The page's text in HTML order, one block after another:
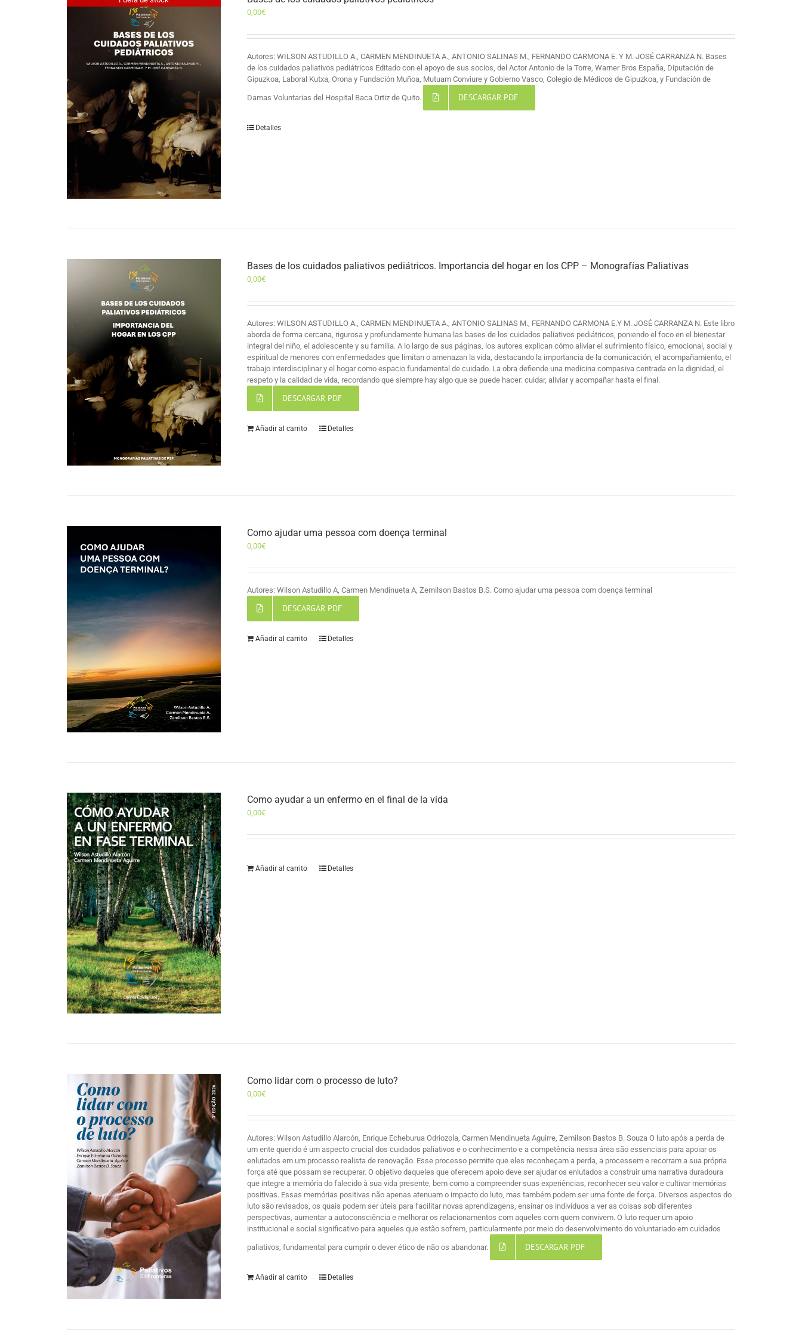
0,00€
Autores: WILSON ASTUDILLO A., CARMEN MENDINUETA A., ANTONIO SALINAS M., FERNANDO CARMONA E. Y M. JOSÉ CARRANZA N. Bases
de los cuidados paliativos pediátricos Editado con el apoyo de sus socios, del Actor Antonio de la Torre, Warner Bros España, Diputación de
Gipuzkoa, Laboral Kutxa, Orona y Fundación Muñoa, Mutuam Conviure y Gobierno Vasco, Colegio de Médicos de Gipuzkoa, y Fundación de
Damas Voluntarias del Hospital Baca Ortiz de Quito. DESCARGAR PDF
Detalles
Bases de los cuidados paliativos pediátricos. Importancia del hogar en los CPP – Monografías Paliativas
0,00€
Autores: WILSON ASTUDILLO A., CARMEN MENDINUETA A., ANTONIO SALINAS M., FERNANDO CARMONA E.Y M. JOSÉ CARRANZA N. Este libro
aborda de forma cercana, rigurosa y profundamente humana las bases de los cuidados paliativos pediátricos, poniendo el foco en el bienestar
integral del niño, el adolescente y su familia. A lo largo de sus páginas, los autores explican cómo aliviar el sufrimiento físico, emocional, social y
espiritual de menores con enfermedades que limitan o amenazan la vida, destacando la importancia de la comunicación, el acompañamiento, el
trabajo interdisciplinar y el hogar como espacio fundamental de cuidado. La obra defiende una medicina compasiva centrada en la dignidad, el
respeto y la calidad de vida, recordando que siempre hay algo que se puede hacer: cuidar, aliviar y acompañar hasta el final.
DESCARGAR PDF
Añadir al carrito Detalles
Como ajudar uma pessoa com doença terminal
0,00€
Autores: Wilson Astudillo A, Carmen Mendinueta A, Zemilson Bastos B.S. Como ajudar uma pessoa com doença terminal
DESCARGAR PDF
Añadir al carrito Detalles
Como ayudar a un enfermo en el final de la vida
0,00€
Añadir al carrito Detalles
Como lidar com o processo de luto?
0,00€
Autores: Wilson Astudillo Alarcón, Enrique Echeburua Odriozola, Carmen Mendinueta Aguirre, Zemilson Bastos B. Souza O luto após a perda de
um ente querido é um aspecto crucial dos cuidados paliativos e o conhecimento e a competência nessa área são essenciais para apoiar os
enlutados em um processo realista de renovação. Esse processo permite que eles reconheçam a perda, a processem e recorram a sua própria
força até que possam se recuperar. O objetivo daqueles que oferecem apoio deve ser ajudar os enlutados a construir uma narrativa duradoura
que integre a memória do falecido à sua vida presente, bem como a compreender suas experiências, reconhecer seu valor e cultivar memórias
positivas. Essas memórias positivas não apenas atenuam o impacto do luto, mas também podem ser uma fonte de força. Diversos aspectos do
luto são revisados, os quais podem ser úteis para facilitar novas aprendizagens, ensinar os indivíduos a ver as coisas sob diferentes
perspectivas, aumentar a autoconsciência e melhorar os relacionamentos com aqueles com quem convivem. O luto requer um apoio
institucional e social significativo para aqueles que estão sofrem, particularmente por meio do desenvolvimento do voluntariado em cuidados
paliativos, fundamental para cumprir o dever ético de não os abandonar. DESCARGAR PDF
Añadir al carrito Detalles